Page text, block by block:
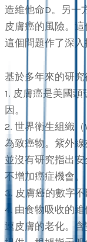
造維他命D。另一
皮膚癌的風險。
這個問題作了深入
基於多年來的研究
1. 皮膚癌是美國
因。
2. 世界衛生組織
為致癌物。紫外
並沒有研究指出
不增加癌症機會。
3. 皮膚癌的數字不
4. 由食物吸收的
速皮膚的老化。